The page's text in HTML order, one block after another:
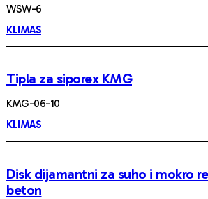
WSW-6
KLIMAS
Tipla za siporex KMG
KMG-06-10
KLIMAS
Disk dijamantni za suho i mokro
beton